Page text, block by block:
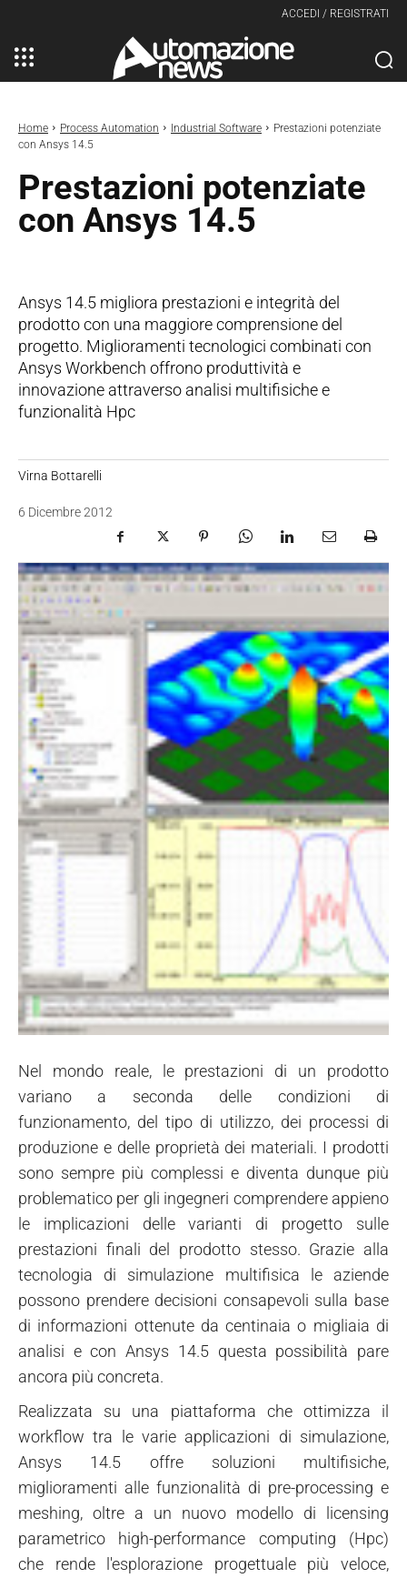
ACCEDI / REGISTRATI
Home Process Automation Industrial Software
Prestazioni potenziate
con Ansys 14.5
Prestazioni potenziate
con Ansys 14.5
Ansys 14.5 migliora prestazioni e integrità del
prodotto con una maggiore comprensione del
progetto. Miglioramenti tecnologici combinati con
Ansys Workbench offrono produttività e
innovazione attraverso analisi multifisiche e
funzionalità Hpc
Virna Bottarelli
6 Dicembre 2012
Nel mondo reale, le prestazioni di un prodotto
variano a seconda delle condizioni di
funzionamento, del tipo di utilizzo, dei processi di
produzione e delle proprietà dei materiali. I prodotti
sono sempre più complessi e diventa dunque più
problematico per gli ingegneri comprendere appieno
le implicazioni delle varianti di progetto sulle
prestazioni finali del prodotto stesso. Grazie alla
tecnologia di simulazione multifisica le aziende
possono prendere decisioni consapevoli sulla base
di informazioni ottenute da centinaia o migliaia di
analisi e con Ansys 14.5 questa possibilità pare
ancora più concreta.
Realizzata su una piattaforma che ottimizza il
workflow tra le varie applicazioni di simulazione,
Ansys 14.5 offre soluzioni multifisiche,
miglioramenti alle funzionalità di pre-processing e
meshing, oltre a un nuovo modello di licensing
parametrico high-performance computing (Hpc)
che rende l'esplorazione progettuale più veloce,